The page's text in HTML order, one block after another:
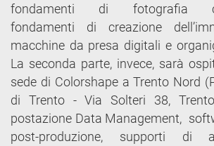
fondamenti di fotografia
fondamenti di creazione
macchine da presa digitali e
La seconda parte, invece, sarà
sede di Colorshape a Trento Nord
di Trento - Via Solteri 38,
postazione Data Management,
post-produzione, supporti di